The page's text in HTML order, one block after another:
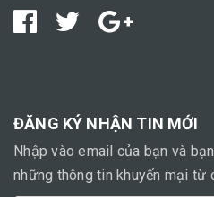
ĐĂNG KÝ NHẬN TIN MỚI
Nhập vào email của bạn và
những thông tin khuyến mại từ